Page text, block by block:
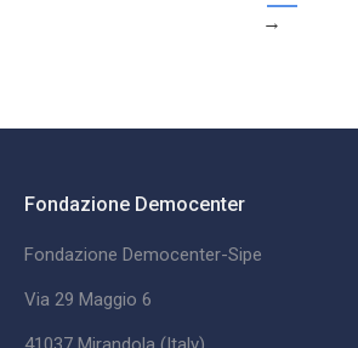
→
Fondazione Democenter
Fondazione Democenter-Sipe
Via 29 Maggio 6